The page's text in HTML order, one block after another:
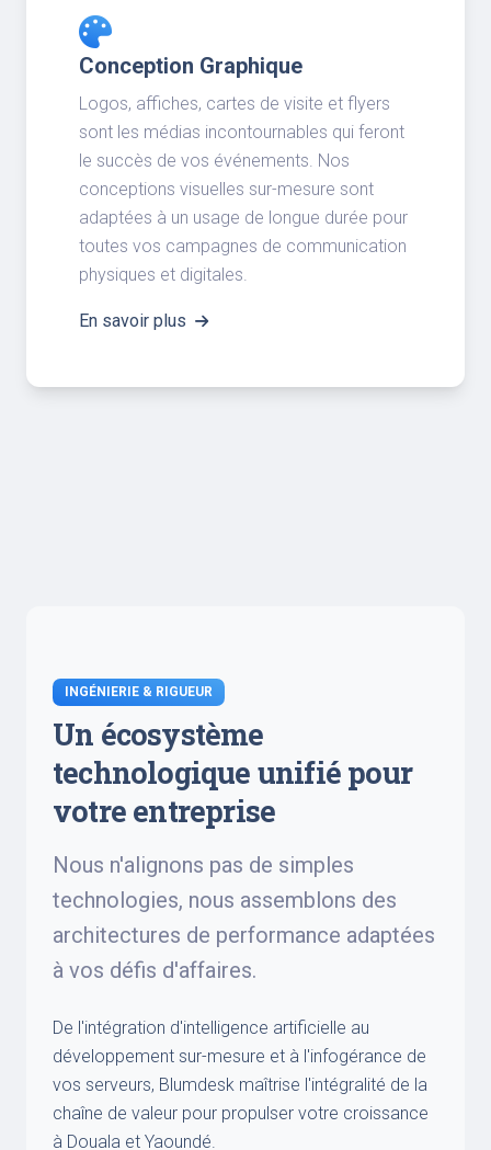
Conception Graphique
Logos, affiches, cartes de visite et flyers
sont les médias incontournables qui feront
le succès de vos événements. Nos
conceptions visuelles sur-mesure sont
adaptées à un usage de longue durée pour
toutes vos campagnes de communication
physiques et digitales.
En savoir plus
INGÉNIERIE & RIGUEUR
Un écosystème
technologique unifié pour
votre entreprise
Nous n'alignons pas de simples
technologies, nous assemblons des
architectures de performance adaptées
à vos défis d'affaires.
De l'intégration d'intelligence artificielle au
développement sur-mesure et à l'infogérance de
vos serveurs, Blumdesk maîtrise l'intégralité de la
chaîne de valeur pour propulser votre croissance
à Douala et Yaoundé.